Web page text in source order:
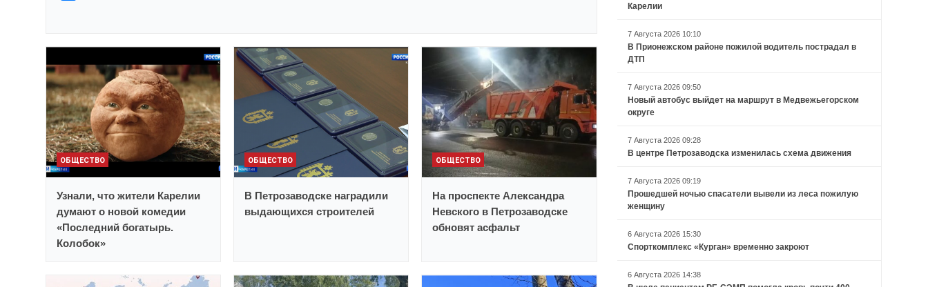
ОБЩЕСТВО
Узнали, что жители Карелии
думают о новой комедии
«Последний богатырь.
Колобок»
ОБЩЕСТВО
В Петрозаводске наградили
выдающихся строителей
ОБЩЕСТВО
На проспекте Александра
Невского в Петрозаводске
обновят асфальт
Карелии
7 Августа 2026 10:10
В Прионежском районе пожилой водитель пострадал в
ДТП
7 Августа 2026 09:50
Новый автобус выйдет на маршрут в Медвежьегорском
округе
7 Августа 2026 09:28
В центре Петрозаводска изменилась схема движения
7 Августа 2026 09:19
Прошедшей ночью спасатели вывели из леса пожилую
женщину
6 Августа 2026 15:30
Спорткомплекс «Курган» временно закроют
6 Августа 2026 14:38